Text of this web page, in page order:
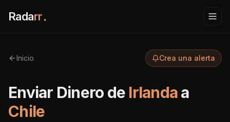
Radarr.
Inicio Crea una alerta
Enviar Dinero de Irlandaa
Chile